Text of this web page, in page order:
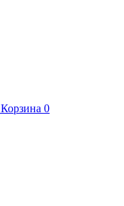
Корзина 0